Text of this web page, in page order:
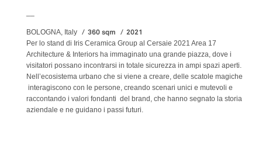
BOLOGNA, Italy 360 sqm 2021
Per lo stand di Iris Ceramica Group al Cersaie 2021 Area 17
Architecture & Interiors ha immaginato una grande piazza, dove i
visitatori possano incontrarsi in totale sicurezza in ampi spazi aperti.
Nell’ecosistema urbano che si viene a creare, delle scatole magiche
interagiscono con le persone, creando scenari unici e mutevoli e
raccontando i valori fondanti del brand, che hanno segnato la storia
aziendale e ne guidano i passi futuri.